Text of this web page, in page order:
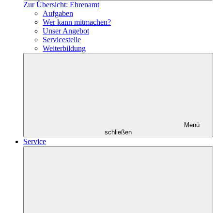
Zur Übersicht: Ehrenamt
Aufgaben
Wer kann mitmachen?
Unser Angebot
Servicestelle
Weiterbildung
Menü
schließen
Service